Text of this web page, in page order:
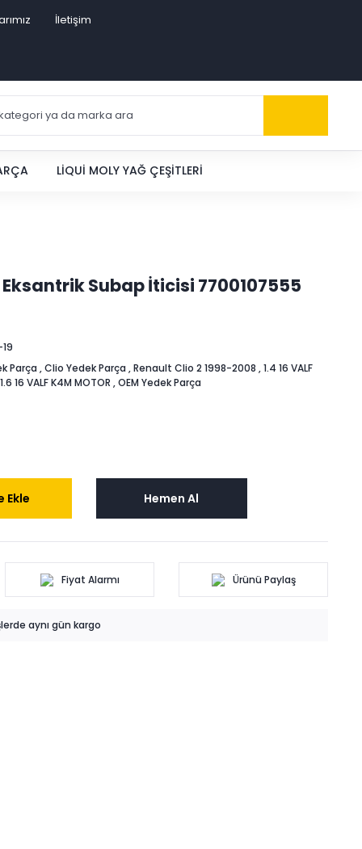
İletişim
LIQUI MOLY YAĞ ÇEŞITLERI
Eksantrik Subap İticisi 7700107555
Parça ,Clio Yedek Parça ,Renault Clio 2 1998-2008 ,1.4 16 VALF
1.6 16 VALF K4M MOTOR ,OEM Yedek Parça
Ekle Hemen Al
Fiyat Alarmı Ürünü Paylaş
aynı gün kargo